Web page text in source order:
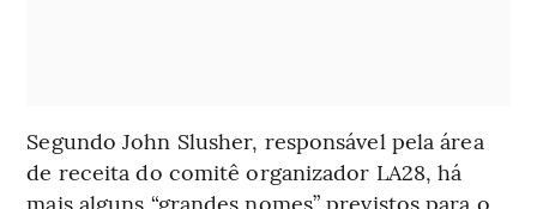
Segundo John Slusher, responsável pela área
de receita do comitê organizador LA28, há
mais alguns “grandes nomes” previstos para o